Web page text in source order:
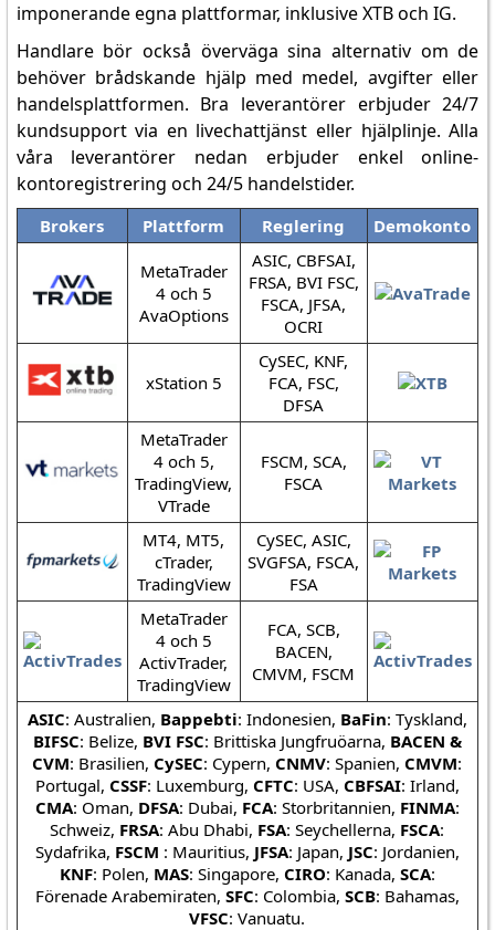
imponerande egna plattformar, inklusive XTB och IG.
Handlare bör också överväga sina alternativ om de
behöver brådskande hjälp med medel, avgifter eller
handelsplattformen. Bra leverantörer erbjuder 24/7
kundsupport via en livechattjänst eller hjälplinje. Alla
våra leverantörer nedan erbjuder enkel online-
kontoregistrering och 24/5 handelstider.
Brokers Plattform Reglering Demokonto
MetaTrader
4 och 5
AvaOptions
ASIC, CBFSAI,
FRSA, BVI FSC,
FSCA, JFSA,
OCRI
xStation 5
CySEC, KNF,
FCA, FSC,
DFSA
MetaTrader
4 och 5,
TradingView,
VTrade
FSCM, SCA,
FSCA
MT4, MT5,
cTrader,
TradingView
CySEC, ASIC,
SVGFSA, FSCA,
FSA
MetaTrader
4 och 5
ActivTrader,
TradingView
FCA, SCB,
BACEN,
CMVM, FSCM
ASIC: Australien, Bappebti: Indonesien, BaFin: Tyskland,
BIFSC: Belize, BVI FSC: Brittiska Jungfruöarna, BACEN &
CVM: Brasilien, CySEC: Cypern, CNMV: Spanien, CMVM:
Portugal, CSSF: Luxemburg, CFTC: USA, CBFSAI: Irland,
CMA: Oman, DFSA: Dubai, FCA: Storbritannien, FINMA:
Schweiz, FRSA: Abu Dhabi, FSA: Seychellerna, FSCA:
Sydafrika, FSCM : Mauritius, JFSA: Japan, JSC: Jordanien,
KNF: Polen, MAS: Singapore, CIRO: Kanada, SCA:
Förenade Arabemiraten, SFC: Colombia, SCB: Bahamas,
VFSC: Vanuatu.